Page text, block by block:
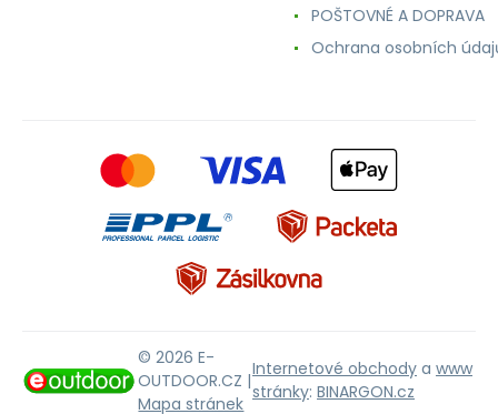
POŠTOVNÉ A DOPRAVA
Ochrana osobních
© 2026 E-
OUTDOOR.CZ |
Mapa stránek
Internetové obchody a www
stránky: BINARGON.cz